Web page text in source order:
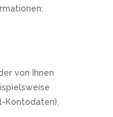
von Ihnen
Kontodaten).